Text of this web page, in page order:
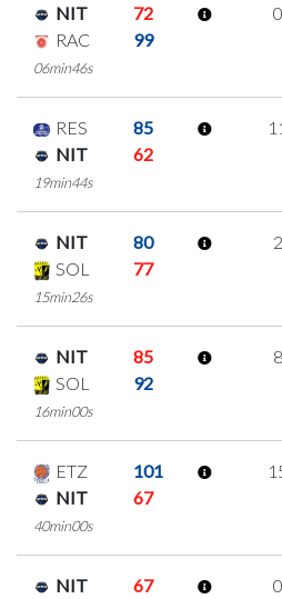
NIT
72
RAC
99
06min46s
0
RES
85
NIT
62
19min44s
NIT
80
SOL
77
15min26s
2
NIT
85
SOL
92
16min00s
8
ETZ
101
NIT
67
40min00s
NIT
67
0